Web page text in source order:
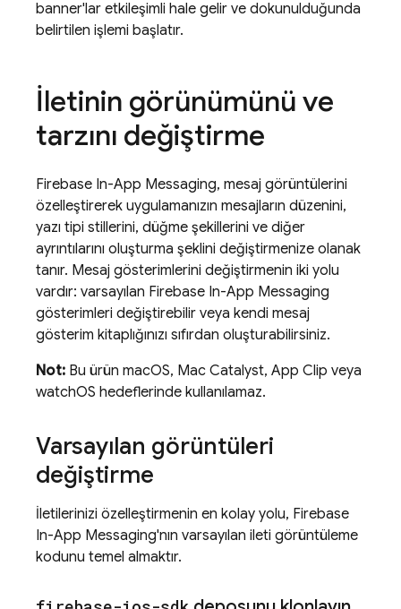
banner'lar etkileşimli hale gelir ve dokunulduğunda
belirtilen işlemi başlatır.
İletinin görünümünü ve
tarzını değiştirme
Firebase In-App Messaging, mesaj görüntülerini
özelleştirerek uygulamanızın mesajların düzenini,
yazı tipi stillerini, düğme şekillerini ve diğer
ayrıntılarını oluşturma şeklini değiştirmenize olanak
tanır. Mesaj gösterimlerini değiştirmenin iki yolu
vardır: varsayılan Firebase In-App Messaging
gösterimleri değiştirebilir veya kendi mesaj
gösterim kitaplığınızı sıfırdan oluşturabilirsiniz.
Not: Bu ürün macOS, Mac Catalyst, App Clip veya
watchOS hedeflerinde kullanılamaz.
Varsayılan görüntüleri
değiştirme
İletilerinizi özelleştirmenin en kolay yolu, Firebase
In-App Messaging'nın varsayılan ileti görüntüleme
kodunu temel almaktır.